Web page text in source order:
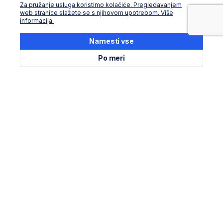
Za pružanje usluga koristimo kolačiće. Pregledavanjem
web stranice slažete se s njihovom upotrebom. Više
informacija.
Po meri
Namesti vse
Zapošljavanje
Pravne obavijesti
Kupovina